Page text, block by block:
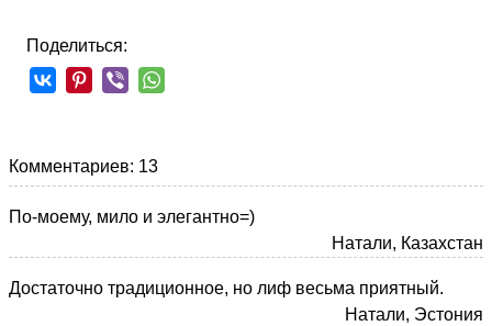
Поделиться:
Комментариев: 13
По-моему, мило и элегантно=)
Натали, Казахстан
Достаточно традиционное, но лиф весьма приятный.
Натали, Эстония